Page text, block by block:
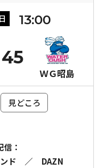
日 13:00
ＷＧ昭島
45
見どころ
：
ド
／ DAZN